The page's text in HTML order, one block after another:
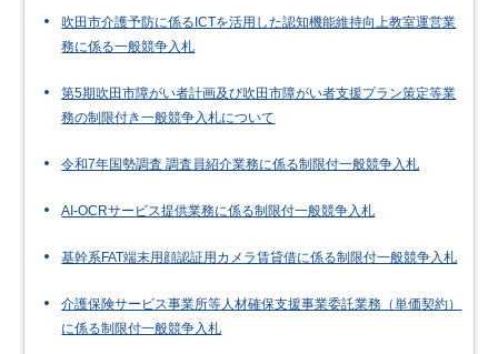
吹田市介護予防に係るICTを活用した認知機能維持向上教室運営業
務に係る一般競争入札
第5期吹田市障がい者計画及び吹田市障がい者支援プラン策定等業
務の制限付き一般競争入札について
令和7年国勢調査 調査員紹介業務に係る制限付一般競争入札
AI-OCRサービス提供業務に係る制限付一般競争入札
基幹系FAT端末用顔認証用カメラ賃貸借に係る制限付一般競争入札
介護保険サービス事業所等人材確保支援事業委託業務（単価契約）
に係る制限付一般競争入札